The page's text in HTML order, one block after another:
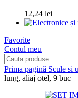
12,24 lei
Favorite
Contul meu
Prima pagină Scule si
lung, aliaj otel, 9 buc